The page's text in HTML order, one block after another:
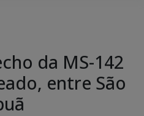
da MS-142
entre São